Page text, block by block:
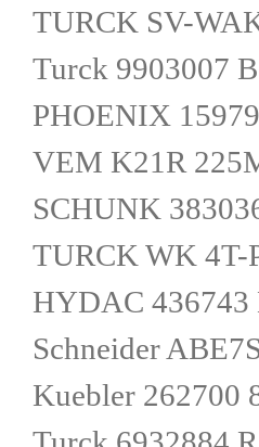
TURCK SV-
Turck 9903007
PHOENIX
VEM K21R
SCHUNK
TURCK WK 4T-
HYDAC 436743
Schneider
Kuebler 262700